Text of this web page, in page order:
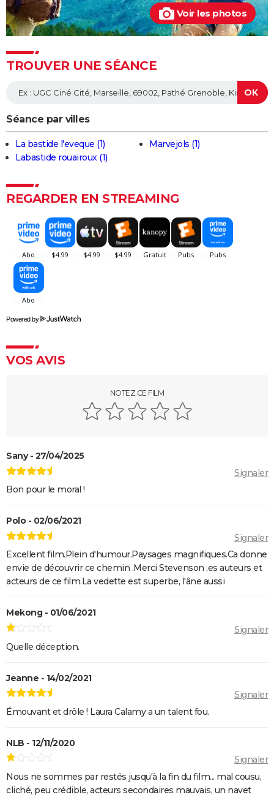
Monty Python, Sacré Graal
The French Dispatch : faut-il voir le dernier Wes
La Traversée
l'adaptation de la BD culte
Voir les photos
TROUVER UNE SÉANCE
Séance par villes
La bastide l'eveque (1)
Labastide rouairoux (1)
Marvejols (1)
REGARDER EN STREAMING
Powered by
VOS AVIS
NOTEZ CE FILM
Sany - 27/04/2025
Signaler
Bon pour le moral !
Polo - 02/06/2021
Signaler
Excellent film.Plein d'humour.Paysages magnifiques.Ca donne
envie de découvrir ce chemin .Merci Stevenson ,es auteurs et
acteurs de ce film.La vedette est superbe, l'âne aussi
Mekong - 01/06/2021
Signaler
Quelle déception.
Jeanne - 14/02/2021
Signaler
Émouvant et drôle ! Laura Calamy a un talent fou.
NLB - 12/11/2020
Signaler
Nous ne sommes par restés jusqu'à la fin du film... mal cousu,
cliché, peu crédible, acteurs secondaires mauvais, un navet